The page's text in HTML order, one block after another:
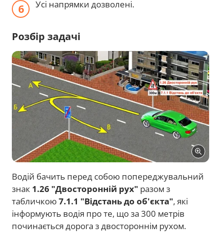
Усі напрямки дозволені.
Розбір задачі
Водій бачить перед собою попереджувальний
знак 1.26 "Двосторонній рух" разом з
табличкою7.1.1 "Відстань до об'єкта", які
інформують водія про те, що за 300 метрів
починається дорога з двостороннім рухом.